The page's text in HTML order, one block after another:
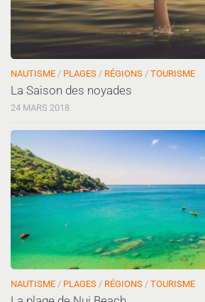
NAUTISME / PLAGES / RÉGIONS / TOURISME
La Saison des noyades
24 MARS 2018
NAUTISME / PLAGES / RÉGIONS / TOURISME